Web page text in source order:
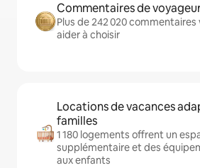
Commentaires de
Plus de 242 020 commentaires
aider à choisir
Locations de vacances
familles
1 180 logements offrent un
supplémentaire et des
aux enfants